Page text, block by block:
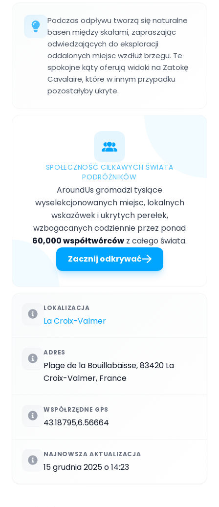
Podczas odpływu tworzą się naturalne
basen między skałami, zapraszając
odwiedzających do eksploracji
oddalonych miejsc wzdłuż brzegu. Te
spokojne kąty oferują widoki na Zatokę
Cavalaire, które w innym przypadku
pozostałyby ukryte.
SPOŁECZNOŚĆ CIEKAWYCH ŚWIATA
PODRÓŻNIKÓW
AroundUs gromadzi tysiące
wyselekcjonowanych miejsc, lokalnych
wskazówek i ukrytych perełek,
wzbogacanych codziennie przez ponad
60,000 współtwórców z całego świata.
Zacznij odkrywać
LOKALIZACJA
La Croix-Valmer
ADRES
Plage de la Bouillabaisse, 83420 La
Croix-Valmer, France
WSPÓŁRZĘDNE GPS
43.18795,6.56664
NAJNOWSZA AKTUALIZACJA
15 grudnia 2025 o 14:23